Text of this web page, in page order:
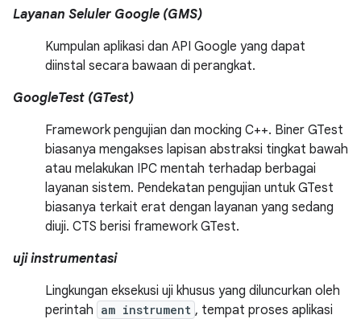
Layanan Seluler Google (GMS)
Kumpulan aplikasi dan API Google yang dapat
diinstal secara bawaan di perangkat.
GoogleTest (GTest)
Framework pengujian dan mocking C++. Biner GTest
biasanya mengakses lapisan abstraksi tingkat bawah
atau melakukan IPC mentah terhadap berbagai
layanan sistem. Pendekatan pengujian untuk GTest
biasanya terkait erat dengan layanan yang sedang
diuji. CTS berisi framework GTest.
uji instrumentasi
Lingkungan eksekusi uji khusus yang diluncurkan oleh
perintah am instrument , tempat proses aplikasi